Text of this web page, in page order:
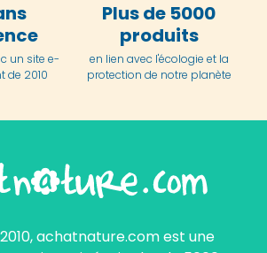
un site e-
de 2010
Plus de 5000
produits
en lien avec l'écologie et la
protection de notre planète
achatnature.com est une